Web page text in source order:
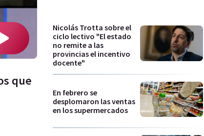
que
Nicolás Trotta sobre el
ciclo lectivo "El estado
no remite a las
provincias el incentivo
docente"
En febrero se
desplomaron las ventas
en los supermercados